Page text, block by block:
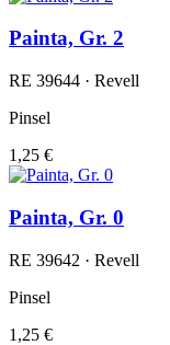
Painta, Gr. 2
RE 39644 · Revell
Pinsel
1,25 €
Painta, Gr. 0
RE 39642 · Revell
Pinsel
1,25 €